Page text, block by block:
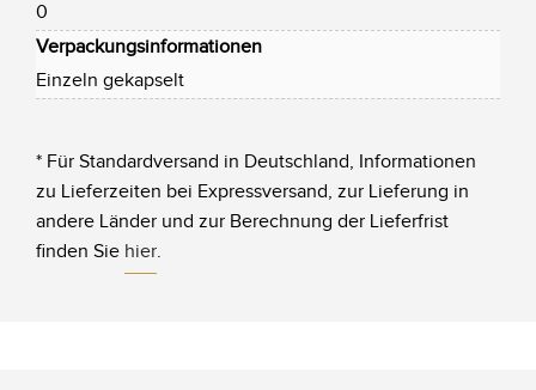
0
Verpackungsinformationen
Einzeln gekapselt
* Für Standardversand in Deutschland, Informationen
zu Lieferzeiten bei Expressversand, zur Lieferung in
andere Länder und zur Berechnung der Lieferfrist
finden Sie hier.